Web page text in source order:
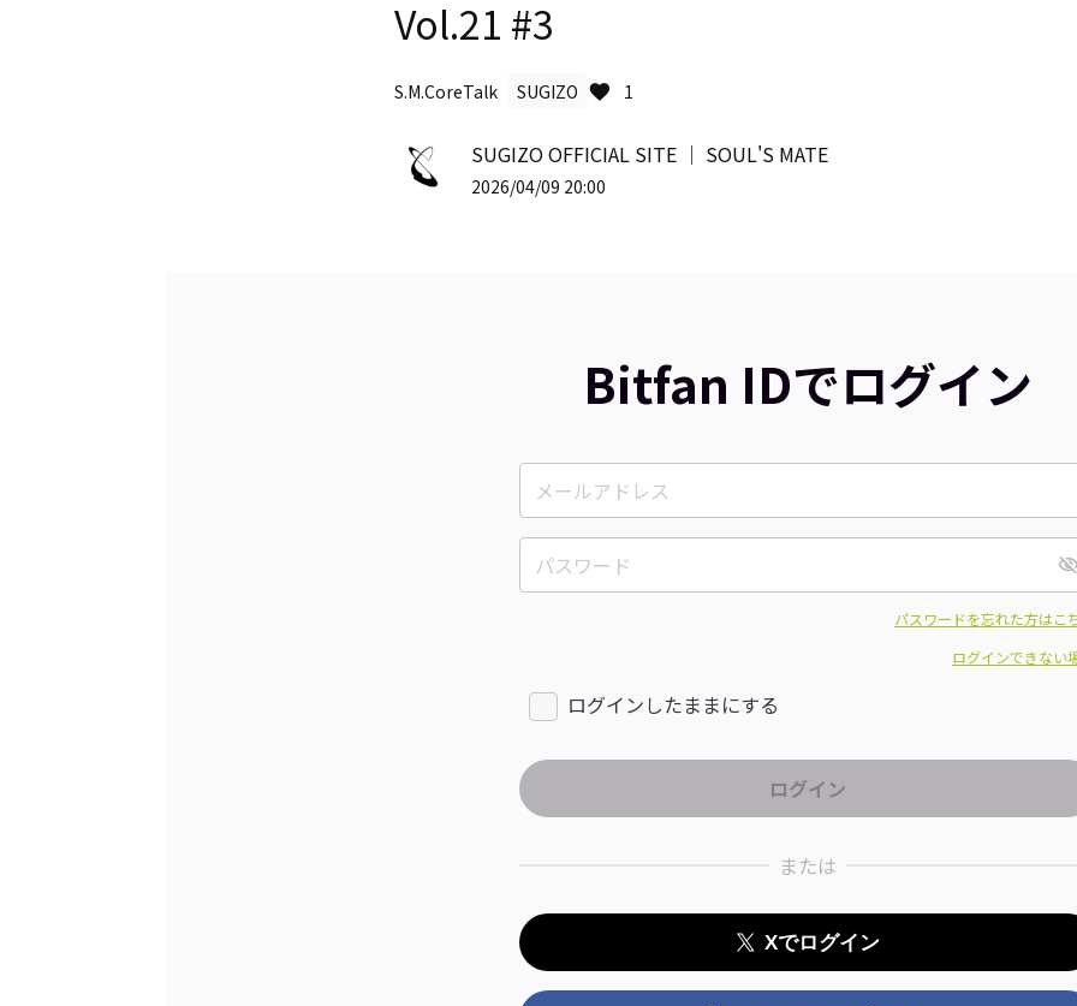
Vol.21 #3
S.M.CoreTalk SUGIZO 1
SUGIZO OFFICIAL SITE │ SOUL'S MATE
2026/04/09 20:00
Bitfan IDでログイン
パスワードを忘れた方はこ
ログインできない
ログインしたままにする
または
Xでログイン